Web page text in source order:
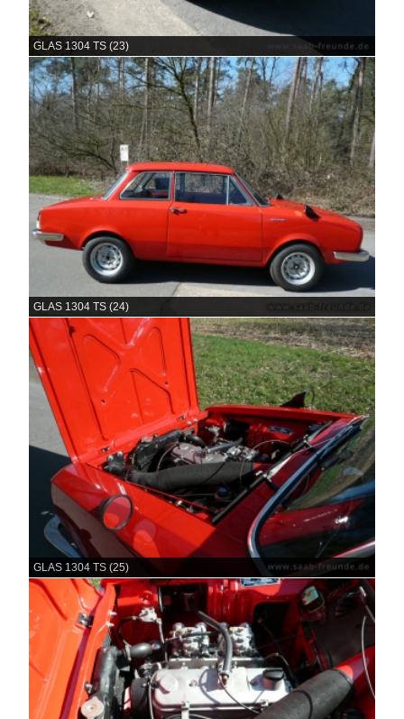
GLAS 1304 TS (23)
GLAS 1304 TS (24)
GLAS 1304 TS (25)